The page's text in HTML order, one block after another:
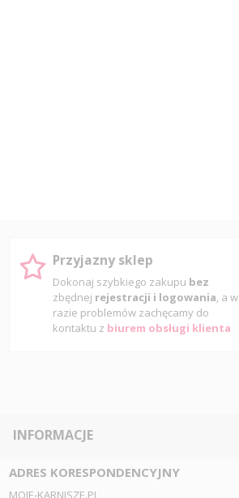
Przyjazny sklep
Dokonaj szybkiego zakupu bez
zbędnej rejestracji i logowania, a w
razie problemów zachęcamy do
kontaktu z biurem obsługi klienta
INFORMACJE
ADRES KORESPONDENCYJNY
MOJE-KARNISZE.PL